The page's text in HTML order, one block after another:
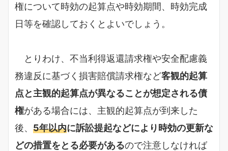
権について時効の起算点や時効期間、時効完成
日等を確認しておくとよいでしょう。
とりわけ、不当利得返還請求権や安全配慮義
務違反に基づく損害賠償請求権など客観的起算
点と主観的起算点が異なることが想定される債
権がある場合には、主観的起算点が到来した
後、 5年以内に訴訟提起などにより時効の更新な
どの措置をとる必要があるので注意しなければ